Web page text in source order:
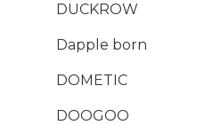
DUCKROW
Dapple born
DOMETIC
DOOGOO